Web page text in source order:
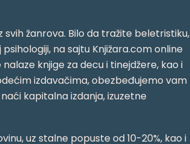
žanrova. Bilo da tražite beletristiku,
na sajtu Knjižara.com online
knjige za decu i tinejdžere, kao i
izdavačima, obezbeđujemo vam
kapitalna izdanja, izuzetne
uz stalne popuste od 10-20%, kao i